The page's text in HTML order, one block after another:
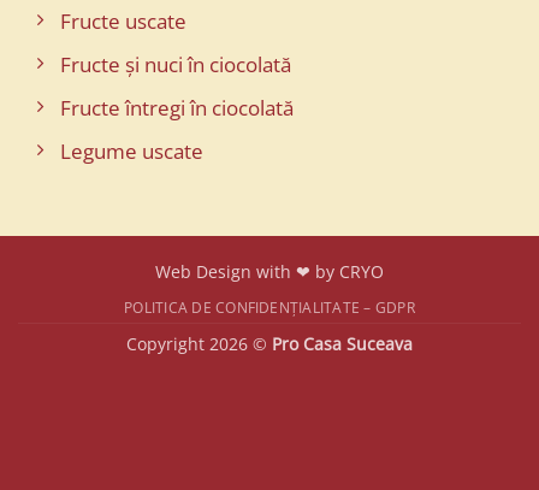
Fructe uscate
Fructe și nuci în ciocolată
Fructe întregi în ciocolată
Legume uscate
Web Design with ❤ by CRYO
POLITICA DE CONFIDENȚIALITATE – GDPR
Copyright 2026 © Pro Casa Suceava